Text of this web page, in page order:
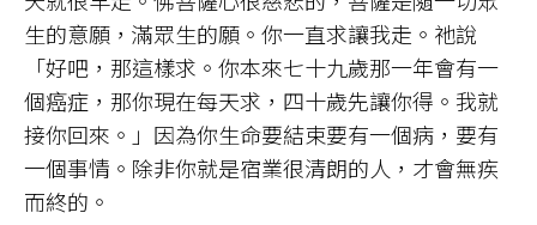
生的意願，滿眾生的願。你一直求讓我走。祂說
「好吧，那這樣求。你本來七十九歲那一年會有一
個癌症，那你現在每天求，四十歲先讓你得。我就
接你回來。」因為你生命要結束要有一個病，要有
一個事情。除非你就是宿業很清朗的人，才會無疾
而終的。